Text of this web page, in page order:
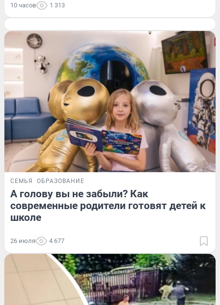
10 часов 1 313
СЕМЬЯ ОБРАЗОВАНИЕ
А голову вы не забыли? Как
современные родители готовят детей к
школе
26 июля 4 677